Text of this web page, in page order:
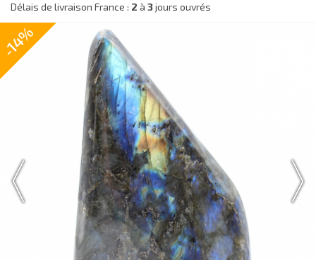
Délais de livraison France : 2 à 3jours ouvrés